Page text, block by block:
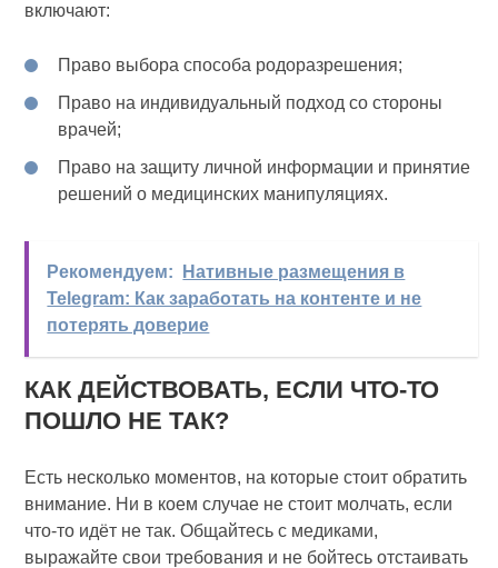
включают:
Право выбора способа родоразрешения;
Право на индивидуальный подход со стороны
врачей;
Право на защиту личной информации и принятие
решений о медицинских манипуляциях.
Рекомендуем:
Нативные размещения в
Telegram: Как заработать на контенте и не
потерять доверие
КАК ДЕЙСТВОВАТЬ, ЕСЛИ ЧТО-ТО
ПОШЛО НЕ ТАК?
Есть несколько моментов, на которые стоит обратить
внимание. Ни в коем случае не стоит молчать, если
что-то идёт не так. Общайтесь с медиками,
выражайте свои требования и не бойтесь отстаивать